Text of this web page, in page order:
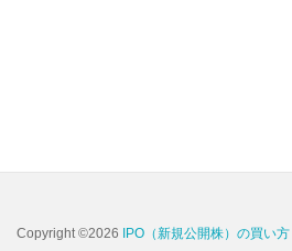
Copyright ©2026 IPO（新規公開株）の買い方